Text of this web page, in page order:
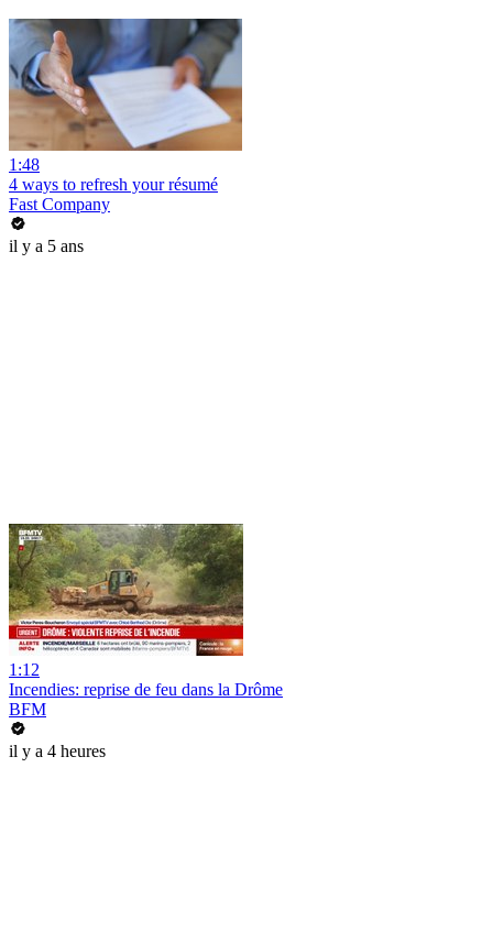
1:48
4 ways to refresh your résumé
Fast Company
il y a 5 ans
1:12
Incendies: reprise de feu dans la Drôme
BFM
il y a 4 heures